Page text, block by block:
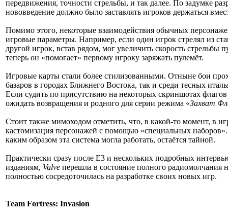
передвижения, точности стрельбы, и так далее. По задумке
нововведение должно было заставлять игроков держаться
Помимо этого, некоторые взаимодействия обычных
игровые параметры. Например, если один игрок стрелял из
другой игрок, встав рядом, мог увеличить скорость стрельбы
теперь он «помогает» первому игроку заряжать пулемёт.
Игровые карты стали более стилизованными. Отныне бои
базаров в городах Ближнего Востока, так и среди тесных
Если судить по присутствию на некоторых скриншотах
ожидать возвращения и родного для серии режима «Захват
Стоит также мимоходом отметить, что, в какой-то момент, в
кастомизация персонажей с помощью «специальных
каким образом эта система могла работать, остаётся тайной.
Практически сразу после Е3 и нескольких подробных
изданиям, Valve перешла в состояние полного радиомолчания
полностью сосредоточилась на разработке своих новых игр.
Team Fortress: Invasion